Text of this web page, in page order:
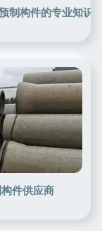
制构件的专业知识
件供应商